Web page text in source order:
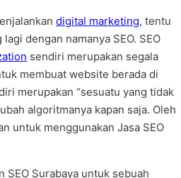
digital marketing, tentu
dengan namanya SEO. SEO
sendiri merupakan segala
membuat website berada di
merupakan “sesuatu yang tidak
algoritmanya kapan saja. Oleh
untuk menggunakan Jasa SEO
SEO Surabaya untuk sebuah